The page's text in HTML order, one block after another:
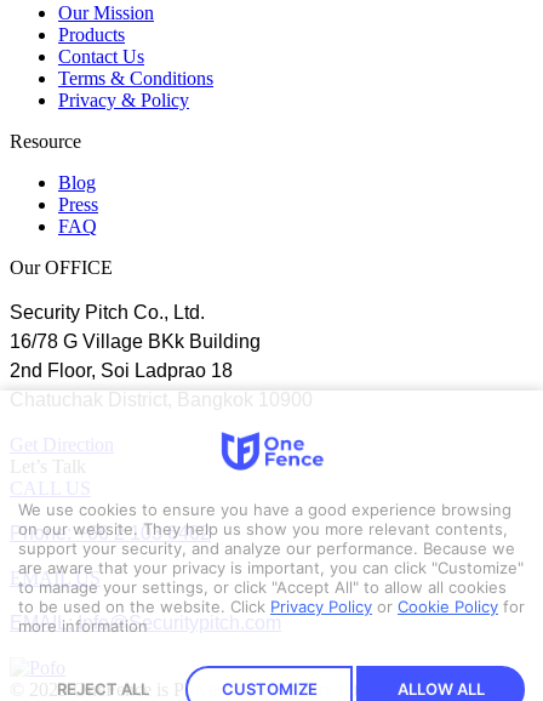
Our Mission
Products
Contact Us
Terms & Conditions
Privacy & Policy
Resource
Blog
Press
FAQ
Our OFFICE
Security Pitch Co., Ltd.
16/78 G Village BKk Building
2nd Floor, Soi Ladprao 18
Chatuchak District, Bangkok 10900
Get Direction
Let’s Talk
CALL US
Phone: +66 2 103 6462
EMAIL US
EMAIL: Info@Securitypitch.com
© 2023 OneFence is Powered by Security Pitch.
We use cookies to ensure you have a good experience browsing
on our website. They help us show you more relevant contents,
support your security, and analyze our performance. Because we
are aware that your privacy is important, you can click "Customize"
to manage your settings, or click "Accept All" to allow all cookies
to be used on the website. Click Privacy Policy or Cookie Policy for
more information
REJECT ALL CUSTOMIZE ALLOW ALL